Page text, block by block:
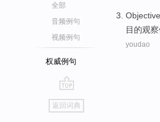
全部
音频例句
视频例句
权威例句
go
top
返回词典
目的观察
youdao